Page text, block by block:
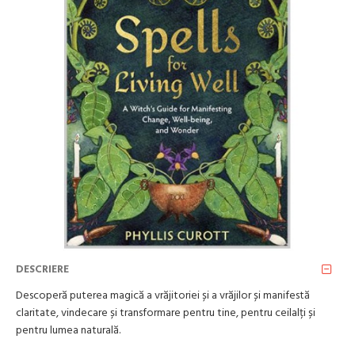
DESCRIERE
Descoperă puterea magică a vrăjitoriei și a vrăjilor și manifestă
claritate, vindecare și transformare pentru tine, pentru ceilalți și
pentru lumea naturală.